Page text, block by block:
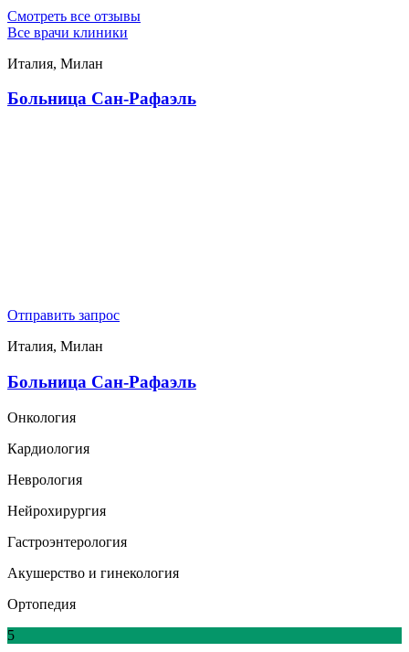
Смотреть все отзывы
Все врачи клиники
Италия, Милан
Больница Сан-Рафаэль
Отправить запрос
Италия, Милан
Больница Сан-Рафаэль
Онкология
Кардиология
Неврология
Нейрохирургия
Гастроэнтерология
Акушерство и гинекология
Ортопедия
5